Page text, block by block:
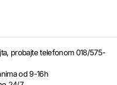
probajte telefonom 018/575-
od 9-16h